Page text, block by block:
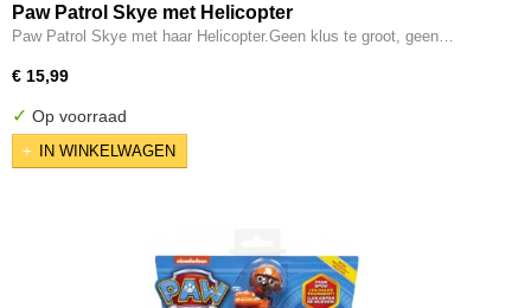
Paw Patrol Skye met Helicopter
Paw Patrol Skye met haar Helicopter.Geen klus te groot, geen…
€ 15,99
✓ Op voorraad
IN WINKELWAGEN